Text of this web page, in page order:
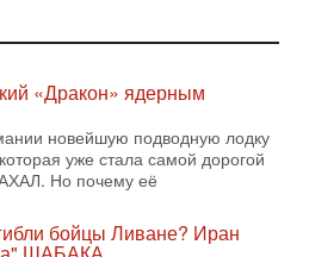
если арабский список
«Дракон» ядерным
новейшую подводную лодку
уже стала самой дорогой
Но почему её
бойцы Ливане? Иран
ШАБАКА
TV Григорий Тамар, офицер